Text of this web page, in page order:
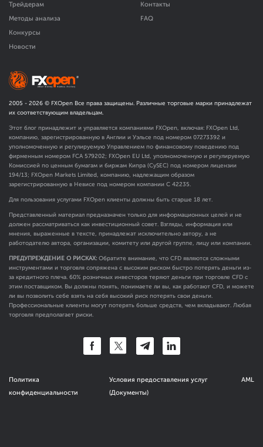
Трейдерам
Методы анализа
Конкурсы
Новости
Контакты
FAQ
2005 - 2026 © FXOpen Все права защищены. Различные торговые марки принадлежат
их соответствующим владельцам.
Этот блог принадлежит и управляется компаниями FXOpen, включая: FXOpen Ltd,
компанию, зарегистрированную в Англии и Уэльсе под номером 07273392 и
уполномоченную и регулируемую Управлением по финансовому поведению под
фирменным номером FCA 579202; FXOpen EU Ltd, уполномоченную и регулируемую
Комиссией по ценным бумагам и биржам Кипра (CySEC) под номером лицензии
194/13; FXOpen Markets Limited, компанию, надлежащим образом
зарегистрированную в Невисе под номером компании C 42235.
Для пользования услугами FXOpen клиенты должны быть старше 18 лет.
Представленный материал предназначен только для информационных целей и не
должен рассматриваться как инвестиционный совет. Взгляды, информация или
мнения, выраженные в тексте, принадлежат исключительно автору, а не
работодателю автора, организации, комитету или другой группе, лицу или компании.
ПРЕДУПРЕЖДЕНИЕ О РИСКАХ: Обратите внимание, что CFD являются сложными
инструментами и торговля сопряжена с высоким риском быстро потерять деньги из-
за кредитного плеча. 60% розничных инвесторов теряют деньги при торговле CFD с
этим поставщиком. Вы должны понять, понимаете ли вы, как работают CFD, и можете
ли вы позволить себе взять на себя высокий риск потерять свои деньги.
Профессиональные клиенты могут потерять больше средств, чем вкладывают. Любая
торговля предполагает риски.
Политика
конфиденциальности
Условия предоставления услуг
(Документы)
AML